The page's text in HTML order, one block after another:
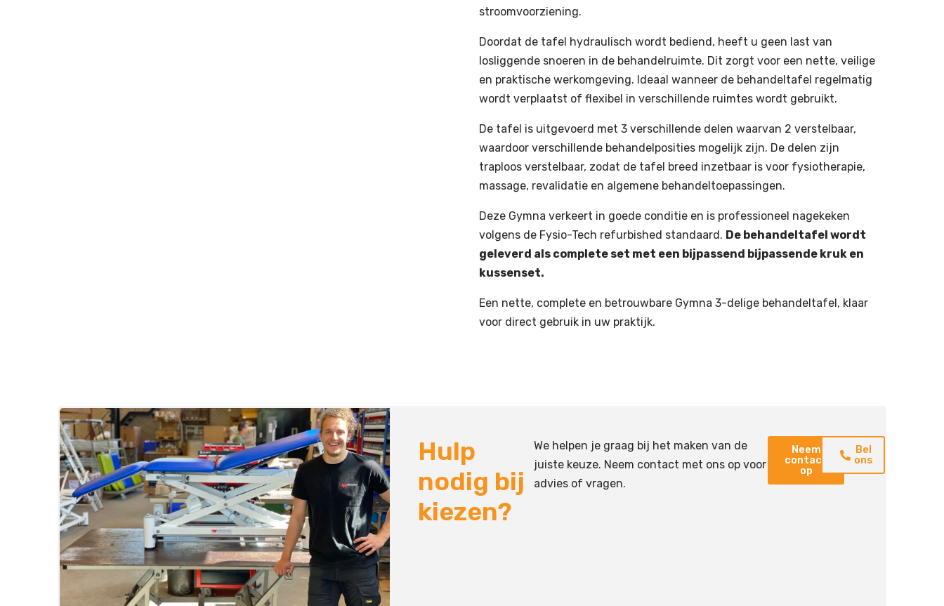
stroomvoorziening.
Doordat de tafel hydraulisch wordt bediend, heeft u geen last van
losliggende snoeren in de behandelruimte. Dit zorgt voor een nette, veilige
en praktische werkomgeving. Ideaal wanneer de behandeltafel regelmatig
wordt verplaatst of flexibel in verschillende ruimtes wordt gebruikt.
De tafel is uitgevoerd met 3 verschillende delen waarvan 2 verstelbaar,
waardoor verschillende behandelposities mogelijk zijn. De delen zijn
traploos verstelbaar, zodat de tafel breed inzetbaar is voor fysiotherapie,
massage, revalidatie en algemene behandeltoepassingen.
Deze Gymna verkeert in goede conditie en is professioneel nagekeken
volgens de Fysio-Tech refurbished standaard. De behandeltafel wordt
geleverd als complete set met een bijpassend bijpassende kruk en
kussenset.
Een nette, complete en betrouwbare Gymna 3-delige behandeltafel, klaar
voor direct gebruik in uw praktijk.
Hulp
nodig bij
kiezen?
We helpen je graag bij het maken van de
juiste keuze. Neem contact met ons op voor
advies of vragen.
Neem
contact
op
Bel
ons